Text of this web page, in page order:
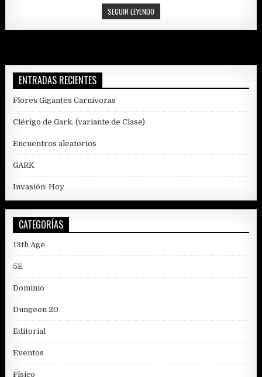
SEGUIR LEYENDO
WE
ARE…
ENTRADAS RECIENTES
Flores Gigantes Carnívoras
Clérigo de Gark, (variante de Clase)
Encuentros aleatorios
GARK
Invasión: Hoy
CATEGORÍAS
13th Age
5E
Dominio
Dungeon 20
Editorial
Eventos
Físico